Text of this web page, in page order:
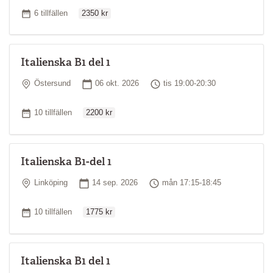
Antal tillfällen
6 tillfällen 2350 kr
Italienska B1 del 1
Plats
Östersund Startdatum
06 okt. 2026 Tid
tis 19:00-20:30
Antal tillfällen
10 tillfällen 2200 kr
Italienska B1-del 1
Plats
Linköping Startdatum
14 sep. 2026 Tid
mån 17:15-18:45
Antal tillfällen
10 tillfällen 1775 kr
Italienska B1 del 1